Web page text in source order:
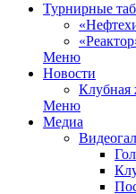
Турнирные
Меню
Новости
Клубная
Меню
Медиа